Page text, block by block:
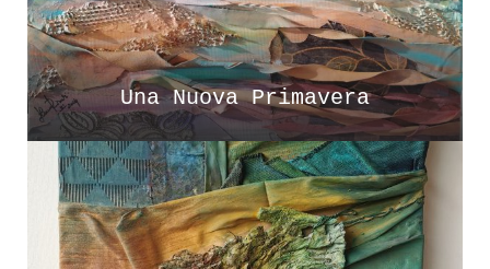
Una Nuova Primavera